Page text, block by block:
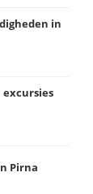
in
excursies
Pirna